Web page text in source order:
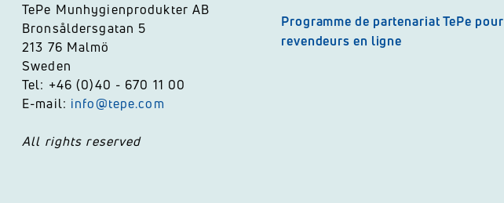
TePe Munhygienprodukter AB
Bronsåldersgatan 5
213 76 Malmö
Sweden
Tel: +46 (0)40 - 670 11 00
E-mail: info@tepe.com
All rights reserved
Programme de partenariat TePe pour
revendeurs en ligne